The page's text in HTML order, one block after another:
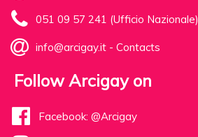
051 09 57 241 (Ufficio Nazionale)
info@arcigay.it - Contacts
Follow Arcigay on
Facebook: @Arcigay